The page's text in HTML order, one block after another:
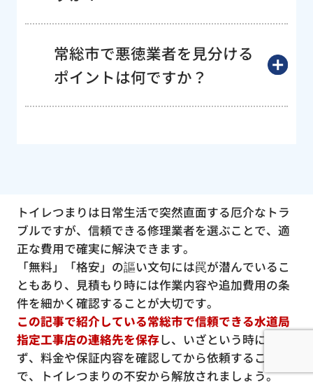
常総市で悪徳業者を見分ける
ポイントは何ですか？
トイレつまりは日常生活で突然直面する厄介なトラ
ブルですが、信頼できる修理業者を選ぶことで、適
正な費用で確実に解決できます。
「無料」「格安」の謳い文句には罠が潜んでいるこ
ともあり、見積もり時には作業内容や追加費用の条
件を細かく確認することが大切です。
この記事で紹介している常総市で信頼できる水道局
指定工事店の連絡先を保存し、いざという時に慌て
ず、料金や保証内容を確認してから依頼すること
で、トイレつまりの不安から解放されましょう。